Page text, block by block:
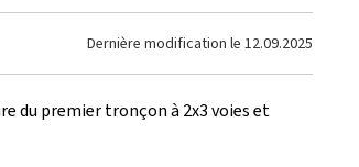
Dernière modification le 12.09.2025
du premier tronçon à 2x3 voies et